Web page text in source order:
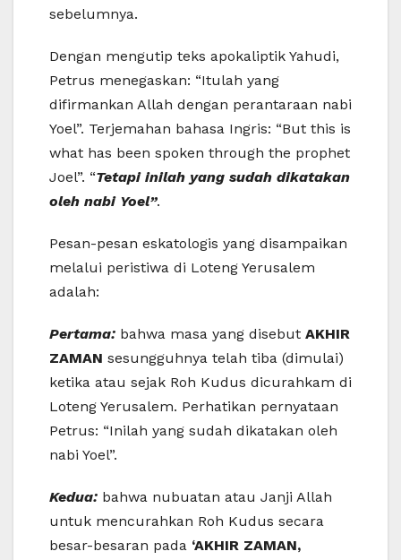
sebelumnya.
Dengan mengutip teks apokaliptik Yahudi,
Petrus menegaskan: “Itulah yang
difirmankan Allah dengan perantaraan nabi
Yoel”. Terjemahan bahasa Ingris: “But this is
what has been spoken through the prophet
Joel”. “Tetapi inilah yang sudah dikatakan
oleh nabi Yoel”.
Pesan-pesan eskatologis yang disampaikan
melalui peristiwa di Loteng Yerusalem
adalah:
Pertama: bahwa masa yang disebut AKHIR
ZAMAN sesungguhnya telah tiba (dimulai)
ketika atau sejak Roh Kudus dicurahkam di
Loteng Yerusalem. Perhatikan pernyataan
Petrus: “Inilah yang sudah dikatakan oleh
nabi Yoel”.
Kedua: bahwa nubuatan atau Janji Allah
untuk mencurahkan Roh Kudus secara
besar-besaran pada ‘AKHIR ZAMAN,